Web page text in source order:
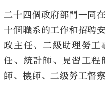
二十四個政府部門一同
十個職系的工作和招聘
政主任、二級助理勞工
任、統計師、見習工程
師、機師、二級勞工督